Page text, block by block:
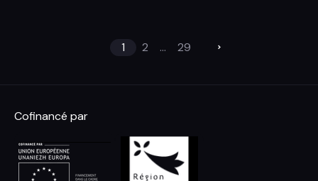
1 2 ... 29
Cofinancé par